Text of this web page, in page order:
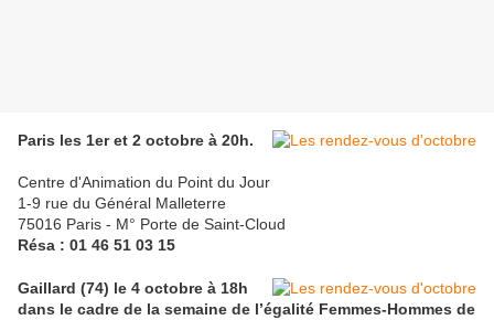
Paris les 1er et 2 octobre à 20h.
Centre d'Animation du Point du Jour
1-9 rue du Général Malleterre
75016 Paris - M° Porte de Saint-Cloud
Résa : 01 46 51 03 15
Gaillard (74) le 4 octobre à 18h
dans le cadre de la semaine de l’égalité Femmes-Hommes de